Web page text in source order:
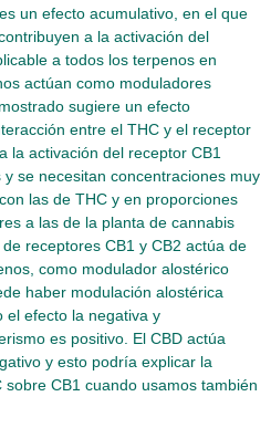
un efecto acumulativo, en el que
a la activación del
a todos los terpenos en
actúan como moduladores
sugiere un efecto
entre el THC y el receptor
la activación del receptor CB1
se necesitan concentraciones muy
las de THC y en proporciones
a las de la planta de cannabis
receptores CB1 y CB2 actúa de
como modulador alostérico
haber modulación alostérica
el efecto la negativa y
es positivo. El CBD actúa
y esto podría explicar la
CB1 cuando usamos también